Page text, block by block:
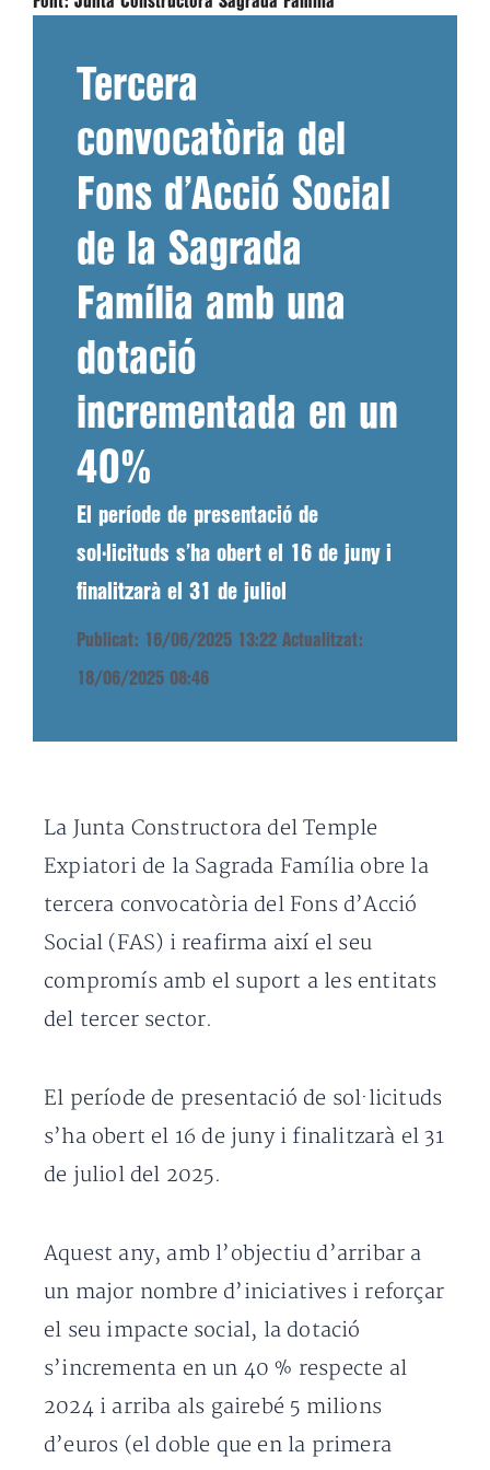
Tercera
convocatòria del
Fons d’Acció Social
de la Sagrada
Família amb una
dotació
incrementada en un
40%
El període de presentació de
sol·licituds s’ha obert el 16 de juny i
finalitzarà el 31 de juliol
Publicat: 16/06/2025 13:22 Actualitzat:
18/06/2025 08:46
La Junta Constructora del Temple
Expiatori de la Sagrada Família obre la
tercera convocatòria del Fons d’Acció
Social (FAS) i reafirma així el seu
compromís amb el suport a les entitats
del tercer sector.
El període de presentació de sol·licituds
s’ha obert el 16 de juny i finalitzarà el 31
de juliol del 2025.
Aquest any, amb l’objectiu d’arribar a
un major nombre d’iniciatives i reforçar
el seu impacte social, la dotació
s’incrementa en un 40 % respecte al
2024 i arriba als gairebé 5 milions
d’euros (el doble que en la primera